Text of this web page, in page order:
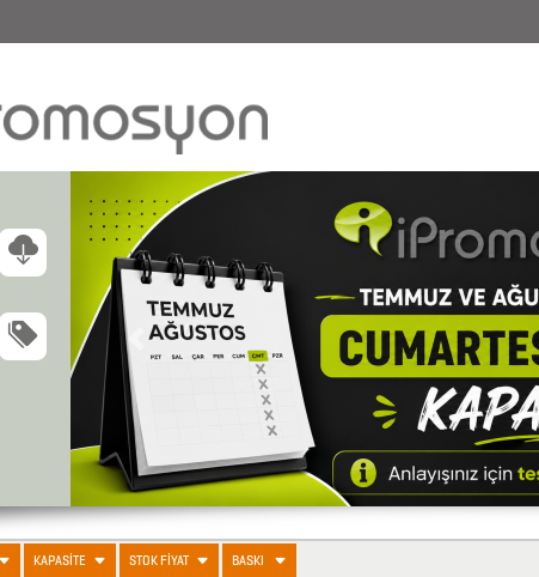
KAPASİTE STOK FİYAT BASKI